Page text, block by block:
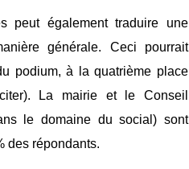
peut également traduire une
générale. Ceci pourrait
podium, à la quatrième place
La mairie et le Conseil
le domaine du social) sont
des répondants.